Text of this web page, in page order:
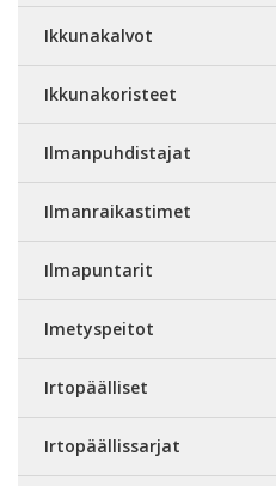
Ikkunakalvot
Ikkunakoristeet
Ilmanpuhdistajat
Ilmanraikastimet
Ilmapuntarit
Imetyspeitot
Irtopäälliset
Irtopäällissarjat